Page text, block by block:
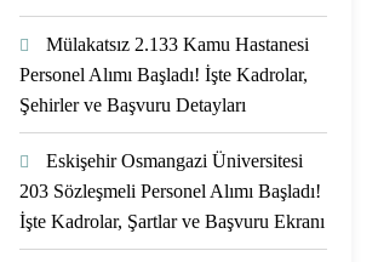
Mülakatsız 2.133 Kamu Hastanesi
Personel Alımı Başladı! İşte Kadrolar,
Şehirler ve Başvuru Detayları
Eskişehir Osmangazi Üniversitesi
203 Sözleşmeli Personel Alımı Başladı!
İşte Kadrolar, Şartlar ve Başvuru Ekranı